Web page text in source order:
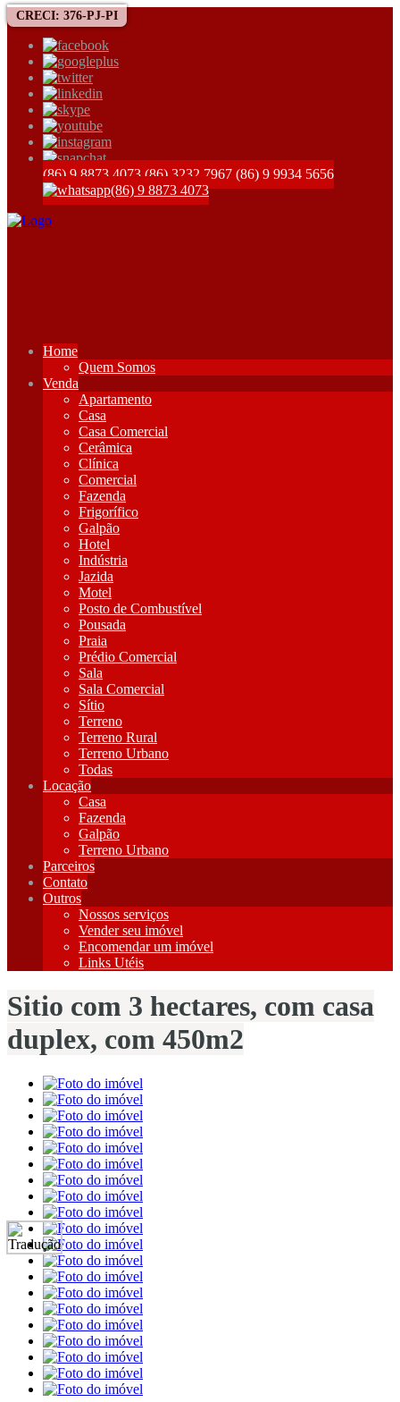
CRECI: 376-PJ-PI
(86) 9 8873 4073 (86) 3232 7967 (86) 9 9934 5656
(86) 9 8873 4073
Home
Quem Somos
Venda
Apartamento
Casa
Casa Comercial
Cerâmica
Clínica
Comercial
Fazenda
Frigorífico
Galpão
Hotel
Indústria
Jazida
Motel
Posto de Combustível
Pousada
Praia
Prédio Comercial
Sala
Sala Comercial
Sítio
Terreno
Terreno Rural
Terreno Urbano
Todas
Locação
Casa
Fazenda
Galpão
Terreno Urbano
Parceiros
Contato
Outros
Nossos serviços
Vender seu imóvel
Encomendar um imóvel
Links Utéis
Sitio com 3 hectares, com casa
duplex, com 450m2